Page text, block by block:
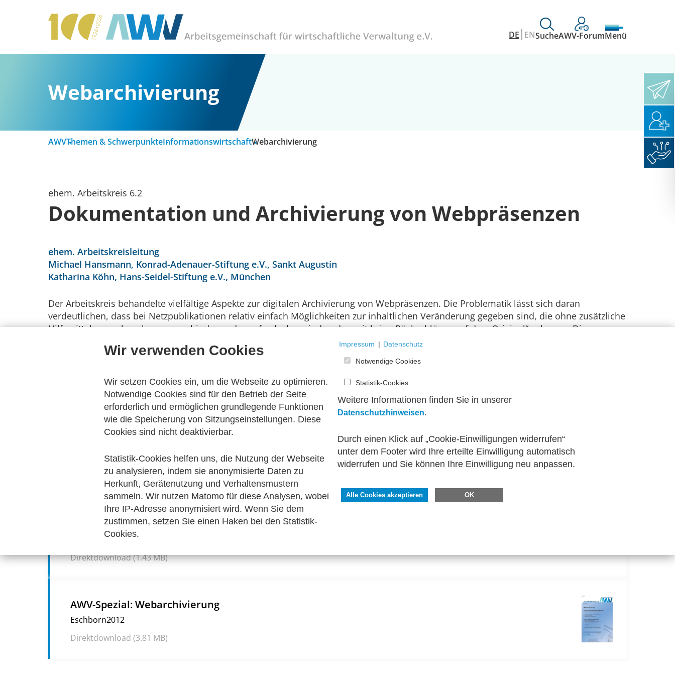
DE ENSucheAWV-ForumMenü
Webarchivierung
AWVThemen & SchwerpunkteInformationswirtschaftWebarchivierung
ehem. Arbeitskreis 6.2
Dokumentation und Archivierung von Webpräsenzen
ehem. Arbeitskreisleitung
Michael Hansmann, Konrad-Adenauer-Stiftung e.V., Sankt Augustin
Katharina Köhn, Hans-Seidel-Stiftung e.V., München
Der Arbeitskreis behandelte vielfältige Aspekte zur digitalen Archivierung von Webpräsenzen. Die Problematik lässt sich daran
verdeutlichen, dass bei Netzpublikationen relativ einfach Möglichkeiten zur inhaltlichen Veränderung gegeben sind, die ohne zusätzliche
Hilfsmittel nur sehr schwer zu verhindern oder aufzudecken sind und somit keine Rückschlüsse auf das „Original“ zulassen. Die
hinsichtlich der Archivierung aufgeworfenen Fragen gehen aber über rechtliche und technische Möglichkeiten der Archivierung hinaus,
sondern umfassen auch Fragen der notwendigen Metadaten, der Bereitstellung und der Erschließung.
Weiterhin stellt die dynamische Entwicklung von Webinhalten (Youtube, Facebook, etc.) eine besondere Herausforderung für die
Archivierung von Informationen und Dokumenten aus dem Web dar. Zu berücksichtigen sind dabei auch bestehende internationale
Standards zur Webarchivierung.
Publikationen des ehemaligen Arbeitskreises 6.2 Publikationssuche
DOKUMENTATION DES WEBAUFTRITTS DES AWV-ARBEITSKREISES 6.2 | WEBARCHIVIERUNG.AWV-
NET.DE | 2015-2025
Dokumentation und Archivierung von Webpräsenzen
Eschborn2025
Direktdownload (1.43 MB)
AWV-Spezial: Webarchivierung
Eschborn2012
Direktdownload (3.81 MB)
Wir verwenden Cookies
Wir setzen Cookies ein, um die Webseite zu optimieren.
Notwendige Cookies sind für den Betrieb der Seite
erforderlich und ermöglichen grundlegende Funktionen
wie die Speicherung von Sitzungseinstellungen. Diese
Cookies sind nicht deaktivierbar.
Statistik-Cookies helfen uns, die Nutzung der Webseite
zu analysieren, indem sie anonymisierte Daten zu
Herkunft, Gerätenutzung und Verhaltensmustern
sammeln. Wir nutzen Matomo für diese Analysen, wobei
Ihre IP-Adresse anonymisiert wird. Wenn Sie dem
zustimmen, setzen Sie einen Haken bei den Statistik-
Cookies.
Impressum | Datenschutz
Notwendige Cookies
Statistik-Cookies
Weitere Informationen finden Sie in unserer
Datenschutzhinweisen.
Durch einen Klick auf „Cookie-Einwilligungen widerrufen“
unter dem Footer wird Ihre erteilte Einwilligung automatisch
widerrufen und Sie können Ihre Einwilligung neu anpassen.
Alle Cookies akzeptieren OK